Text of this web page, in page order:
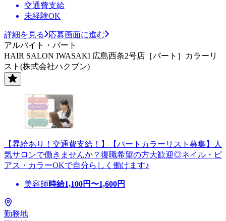
交通費支給
未経験OK
詳細を見る
応募画面に進む
アルバイト・パート
HAIR SALON IWASAKI 広島西条2号店［パート］カラーリ
スト(株式会社ハクブン)
【昇給あり！交通費支給！】【パートカラーリスト募集】人
気サロンで働きませんか？復職希望の方大歓迎◎ネイル・ピ
アス・カラーOKで自分らしく働けます♪
美容師時給1,100円〜1,600円
勤務地